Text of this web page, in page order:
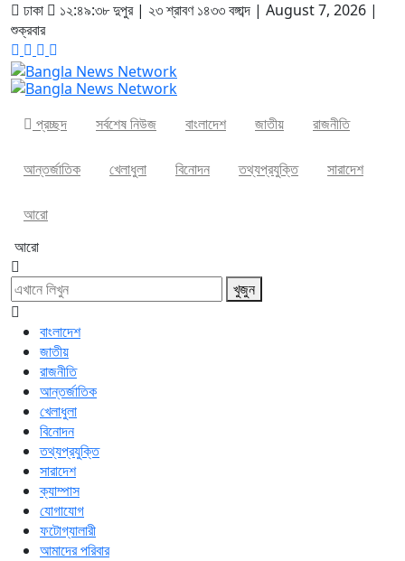
ঢাকা ১২:৪৯:৩৮ দুপুর| ২৩ শ্রাবণ ১৪৩৩ বঙ্গাব্দ | August 7, 2026 |
শুক্রবার
প্রচ্ছদ সর্বশেষ নিউজ বাংলাদেশ জাতীয় রাজনীতি
আন্তর্জাতিক খেলাধুলা বিনোদন তথ্যপ্রযুক্তি সারাদেশ
আরো
আরো
খুজুন
বাংলাদেশ
জাতীয়
রাজনীতি
আন্তর্জাতিক
খেলাধুলা
বিনোদন
তথ্যপ্রযুক্তি
সারাদেশ
ক্যাম্পাস
যোগাযোগ
ফটোগ্যালারী
আমাদের পরিবার